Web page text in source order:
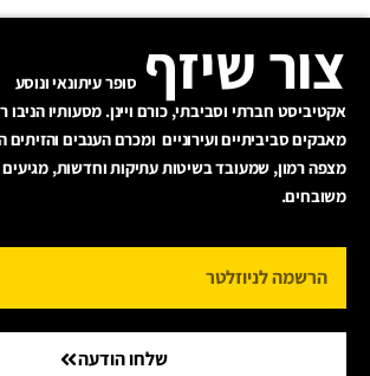
צור שיזף סופר עיתונאי ונוסע
אקטיביסט חברתי וסביבתי, כורם ויינן. מסעותיו הניבו
מאבקים סביביתיים ועירוניים ומכרם הענבים
מצפה רמון, שמעובד בשיטות עתיקות וחדשות, מגיעים
משובחים.
שלחו הודעה